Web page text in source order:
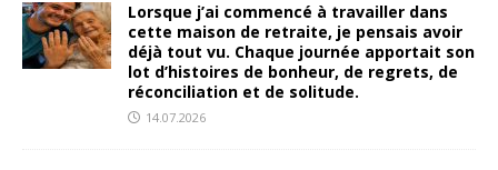
Lorsque j’ai commencé à travailler dans
cette maison de retraite, je pensais avoir
déjà tout vu. Chaque journée apportait son
lot d’histoires de bonheur, de regrets, de
réconciliation et de solitude.
14.07.2026